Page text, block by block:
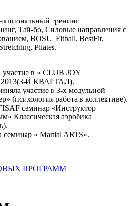
тренинг,
Тай-бо, Силовые направления с
BOSU, Fitball, BestFit,
Pilates.
участие в « CLUB JOY
Й КВАРТАЛ).
участие в 3-х модульной
(психология работа в коллективе).
семинар «Инструктор
Классическая аэробика
семинар « Martial ARTS».
ПРОГРАММ